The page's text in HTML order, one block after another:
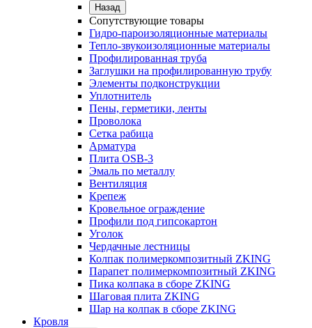
Назад
Сопутствующие товары
Гидро-пароизоляционные материалы
Тепло-звукоизоляционные материалы
Профилированная труба
Заглушки на профилированную трубу
Элементы подконструкции
Уплотнитель
Пены, герметики, ленты
Проволока
Сетка рабица
Арматура
Плита OSB-3
Эмаль по металлу
Вентиляция
Крепеж
Кровельное ограждение
Профили под гипсокартон
Уголок
Чердачные лестницы
Колпак полимеркомпозитный ZKING
Парапет полимеркомпозитный ZKING
Пика колпака в сборе ZKING
Шаговая плита ZKING
Шар на колпак в сборе ZKING
Кровля